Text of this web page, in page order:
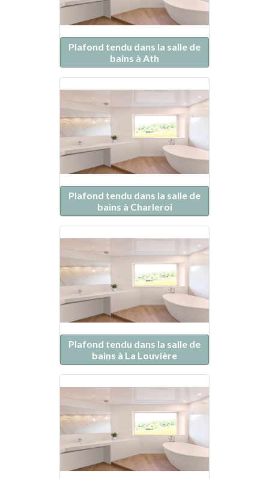
Plafond tendu dans la salle de
bains à Ath
Plafond tendu dans la salle de
bains à Charleroi
Plafond tendu dans la salle de
bains à La Louvière